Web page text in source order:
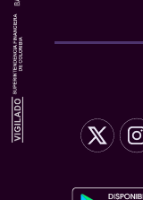
· Cohorte 9:
específico